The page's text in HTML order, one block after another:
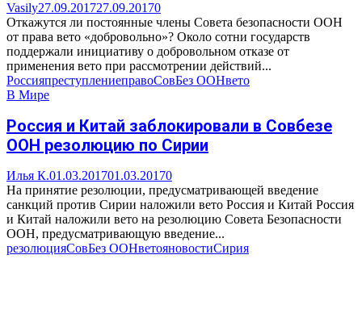
Vasily27.09.201727.09.20170
Откажутся ли постоянные члены Совета безопасности ООН
от права вето «добровольно»? Около сотни государств
поддержали инициативу о добровольном отказе от
применения вето при рассмотрении действий...
РоссияпреступлениеправоСовБез ООНвето
В Мире
Россия и Китай заблокировали в Совбезе
ООН резолюцию по Сирии
Илья К.01.03.201701.03.20170
На принятие резолюции, предусматривающей введение
санкций против Сирии наложили вето Россия и Китай Россия
и Китай наложили вето на резолюцию Совета Безопасности
ООН, предусматривающую введение...
резолюцияСовБез ООНветояновостиСирия